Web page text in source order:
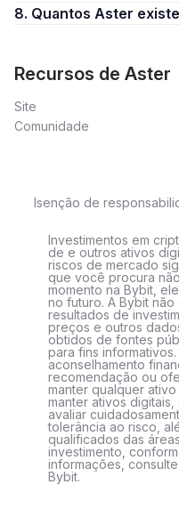
8. Quantos Aster
Recursos de Aster
Site
Comunidade
Isenção de
Investimentos em
de e outros ativos
riscos de mercado
que você procura
momento na Bybit,
no futuro. A Bybit
resultados de
preços e outros
obtidos de fontes
para fins
aconselhamento
recomendação ou
manter qualquer
manter ativos
avaliar
tolerância ao risco,
qualificados das
investimento,
informações,
Bybit.